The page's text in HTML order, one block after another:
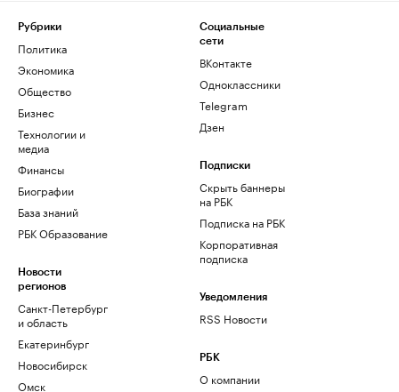
Рубрики
Политика
Экономика
Общество
Бизнес
Технологии и
медиа
Финансы
Биографии
База знаний
РБК Образование
Новости
регионов
Санкт-Петербург
и область
Екатеринбург
Новосибирск
Омск
Социальные
сети
ВКонтакте
Одноклассники
Telegram
Дзен
Подписки
Скрыть баннеры
на РБК
Подписка на РБК
Корпоративная
подписка
Уведомления
RSS Новости
РБК
О компании